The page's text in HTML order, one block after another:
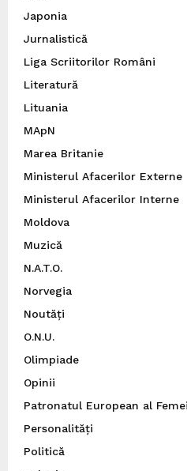
Japonia
Jurnalistică
Liga Scriitorilor Români
Literatură
Lituania
MApN
Marea Britanie
Ministerul Afacerilor Externe
Ministerul Afacerilor Interne
Moldova
Muzică
N.A.T.O.
Norvegia
Noutăți
O.N.U.
Olimpiade
Opinii
Patronatul European al
Personalități
Politică